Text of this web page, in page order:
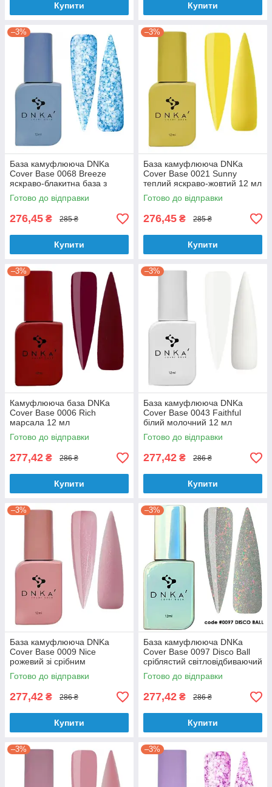
Купити Купити
–3%
База камуфлююча DNKa
Cover Base 0068 Breeze
яскраво-блакитна база з
багатокутниками 12 мл
Готово до відправки
276,45 ₴ 285 ₴
Купити
–3%
База камуфлююча DNKa
Cover Base 0021 Sunny
теплий яскраво-жовтий 12 мл
Готово до відправки
276,45 ₴ 285 ₴
Купити
–3%
Камуфлююча база DNKa
Cover Base 0006 Rich
марсала 12 мл
Готово до відправки
277,42 ₴ 286 ₴
Купити
–3%
База камуфлююча DNKa
Cover Base 0043 Faithful
білий молочний 12 мл
Готово до відправки
277,42 ₴ 286 ₴
Купити
–3%
База камуфлююча DNKa
Cover Base 0009 Nice
рожевий зі срібним
шиммером 12 мл
Готово до відправки
277,42 ₴ 286 ₴
Купити
–3%
База камуфлююча DNKa
Cover Base 0097 Disco Ball
сріблястий світловідбиваючий
з рожевою поталлю 12 мл
Готово до відправки
277,42 ₴ 286 ₴
Купити
–3% –3%